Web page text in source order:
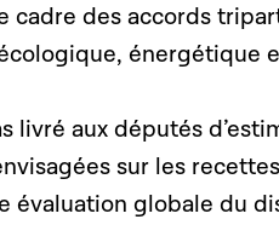
cadre des accords
énergétique
livré aux députés
sur les
évaluation globale du